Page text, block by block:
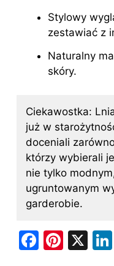
Stylowy
zestawiać z
Naturalny
skóry.
Ciekawostka:
już w
doceniali
którzy wybierali
nie tylko
ugruntowanym
garderobie.
F
Pi X